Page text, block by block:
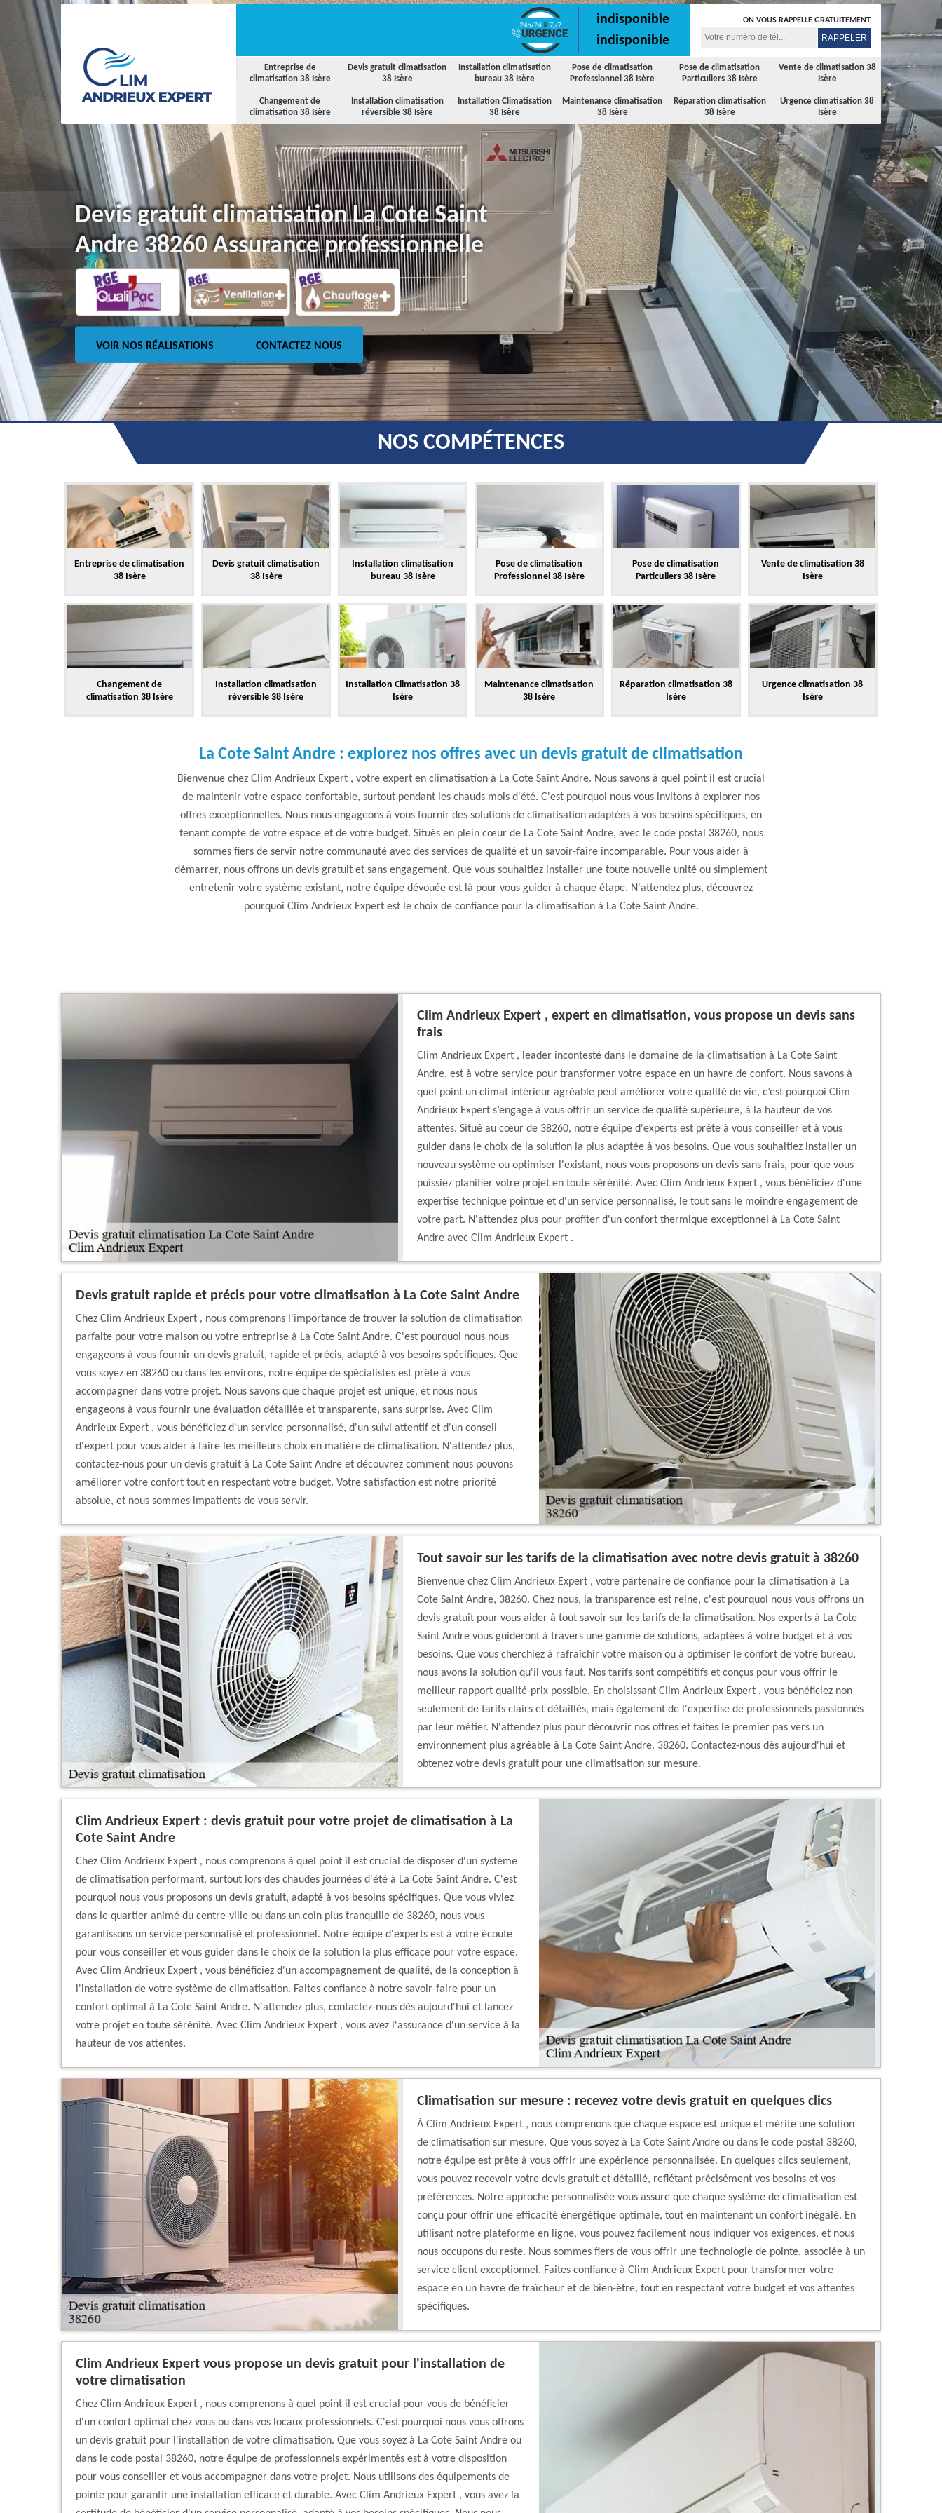
Entreprise de
climatisation 38 Isère
Devis gratuit climatisation
38 Isère
Installation climatisation
bureau 38 Isère
Pose de climatisation
Professionnel 38 Isère
Pose de climatisation
Particuliers 38 Isère
Vente de climatisation 38
Isère
Changement de
climatisation 38 Isère
Installation climatisation
réversible 38 Isère
Installation Climatisation
38 Isère
Maintenance climatisation
38 Isère
Réparation climatisation
38 Isère
Urgence climatisation 38
Isère
indisponible
indisponible
ON VOUS RAPPELLE GRATUITEMENT
Devis gratuit climatisation La Cote Saint
Andre 38260 Assurance professionnelle
VOIR NOS RÉALISATIONS CONTACTEZ NOUS
NOS COMPÉTENCES
Entreprise de climatisation
38 Isère
Devis gratuit climatisation
38 Isère
Installation climatisation
bureau 38 Isère
Pose de climatisation
Professionnel 38 Isère
Pose de climatisation
Particuliers 38 Isère
Vente de climatisation 38
Isère
Changement de
climatisation 38 Isère
Installation climatisation
réversible 38 Isère
Installation Climatisation 38
Isère
Maintenance climatisation
38 Isère
Réparation climatisation 38
Isère
Urgence climatisation 38
Isère
La Cote Saint Andre : explorez nos offres avec un devis gratuit de climatisation
Bienvenue chez Clim Andrieux Expert , votre expert en climatisation à La Cote Saint Andre. Nous savons à quel point il est crucial
de maintenir votre espace confortable, surtout pendant les chauds mois d'été. C'est pourquoi nous vous invitons à explorer nos
offres exceptionnelles. Nous nous engageons à vous fournir des solutions de climatisation adaptées à vos besoins spécifiques, en
tenant compte de votre espace et de votre budget. Situés en plein cœur de La Cote Saint Andre, avec le code postal 38260, nous
sommes fiers de servir notre communauté avec des services de qualité et un savoir-faire incomparable. Pour vous aider à
démarrer, nous offrons un devis gratuit et sans engagement. Que vous souhaitiez installer une toute nouvelle unité ou simplement
entretenir votre système existant, notre équipe dévouée est là pour vous guider à chaque étape. N'attendez plus, découvrez
pourquoi Clim Andrieux Expert est le choix de confiance pour la climatisation à La Cote Saint Andre.
Clim Andrieux Expert , expert en climatisation, vous propose un devis sans
frais
Clim Andrieux Expert , leader incontesté dans le domaine de la climatisation à La Cote Saint
Andre, est à votre service pour transformer votre espace en un havre de confort. Nous savons à
quel point un climat intérieur agréable peut améliorer votre qualité de vie, c’est pourquoi Clim
Andrieux Expert s’engage à vous offrir un service de qualité supérieure, à la hauteur de vos
attentes. Situé au cœur de 38260, notre équipe d'experts est prête à vous conseiller et à vous
guider dans le choix de la solution la plus adaptée à vos besoins. Que vous souhaitiez installer un
nouveau système ou optimiser l'existant, nous vous proposons un devis sans frais, pour que vous
puissiez planifier votre projet en toute sérénité. Avec Clim Andrieux Expert , vous bénéficiez d'une
expertise technique pointue et d'un service personnalisé, le tout sans le moindre engagement de
votre part. N'attendez plus pour profiter d'un confort thermique exceptionnel à La Cote Saint
Andre avec Clim Andrieux Expert .
Devis gratuit rapide et précis pour votre climatisation à La Cote Saint Andre
Chez Clim Andrieux Expert , nous comprenons l'importance de trouver la solution de climatisation
parfaite pour votre maison ou votre entreprise à La Cote Saint Andre. C'est pourquoi nous nous
engageons à vous fournir un devis gratuit, rapide et précis, adapté à vos besoins spécifiques. Que
vous soyez en 38260 ou dans les environs, notre équipe de spécialistes est prête à vous
accompagner dans votre projet. Nous savons que chaque projet est unique, et nous nous
engageons à vous fournir une évaluation détaillée et transparente, sans surprise. Avec Clim
Andrieux Expert , vous bénéficiez d'un service personnalisé, d'un suivi attentif et d'un conseil
d'expert pour vous aider à faire les meilleurs choix en matière de climatisation. N'attendez plus,
contactez-nous pour un devis gratuit à La Cote Saint Andre et découvrez comment nous pouvons
améliorer votre confort tout en respectant votre budget. Votre satisfaction est notre priorité
absolue, et nous sommes impatients de vous servir.
Tout savoir sur les tarifs de la climatisation avec notre devis gratuit à 38260
Bienvenue chez Clim Andrieux Expert , votre partenaire de confiance pour la climatisation à La
Cote Saint Andre, 38260. Chez nous, la transparence est reine, c'est pourquoi nous vous offrons un
devis gratuit pour vous aider à tout savoir sur les tarifs de la climatisation. Nos experts à La Cote
Saint Andre vous guideront à travers une gamme de solutions, adaptées à votre budget et à vos
besoins. Que vous cherchiez à rafraîchir votre maison ou à optimiser le confort de votre bureau,
nous avons la solution qu'il vous faut. Nos tarifs sont compétitifs et conçus pour vous offrir le
meilleur rapport qualité-prix possible. En choisissant Clim Andrieux Expert , vous bénéficiez non
seulement de tarifs clairs et détaillés, mais également de l'expertise de professionnels passionnés
par leur métier. N'attendez plus pour découvrir nos offres et faites le premier pas vers un
environnement plus agréable à La Cote Saint Andre, 38260. Contactez-nous dès aujourd'hui et
obtenez votre devis gratuit pour une climatisation sur mesure.
Clim Andrieux Expert : devis gratuit pour votre projet de climatisation à La
Cote Saint Andre
Chez Clim Andrieux Expert , nous comprenons à quel point il est crucial de disposer d'un système
de climatisation performant, surtout lors des chaudes journées d'été à La Cote Saint Andre. C'est
pourquoi nous vous proposons un devis gratuit, adapté à vos besoins spécifiques. Que vous viviez
dans le quartier animé du centre-ville ou dans un coin plus tranquille de 38260, nous vous
garantissons un service personnalisé et professionnel. Notre équipe d'experts est à votre écoute
pour vous conseiller et vous guider dans le choix de la solution la plus efficace pour votre espace.
Avec Clim Andrieux Expert , vous bénéficiez d'un accompagnement de qualité, de la conception à
l'installation de votre système de climatisation. Faites confiance à notre savoir-faire pour un
confort optimal à La Cote Saint Andre. N'attendez plus, contactez-nous dès aujourd'hui et lancez
votre projet en toute sérénité. Avec Clim Andrieux Expert , vous avez l'assurance d'un service à la
hauteur de vos attentes.
Climatisation sur mesure : recevez votre devis gratuit en quelques clics
À Clim Andrieux Expert , nous comprenons que chaque espace est unique et mérite une solution
de climatisation sur mesure. Que vous soyez à La Cote Saint Andre ou dans le code postal 38260,
notre équipe est prête à vous offrir une expérience personnalisée. En quelques clics seulement,
vous pouvez recevoir votre devis gratuit et détaillé, reflétant précisément vos besoins et vos
préférences. Notre approche personnalisée vous assure que chaque système de climatisation est
conçu pour offrir une efficacité énergétique optimale, tout en maintenant un confort inégalé. En
utilisant notre plateforme en ligne, vous pouvez facilement nous indiquer vos exigences, et nous
nous occupons du reste. Nous sommes fiers de vous offrir une technologie de pointe, associée à un
service client exceptionnel. Faites confiance à Clim Andrieux Expert pour transformer votre
espace en un havre de fraîcheur et de bien-être, tout en respectant votre budget et vos attentes
spécifiques.
Clim Andrieux Expert vous propose un devis gratuit pour l'installation de
votre climatisation
Chez Clim Andrieux Expert , nous comprenons à quel point il est crucial pour vous de bénéficier
d'un confort optimal chez vous ou dans vos locaux professionnels. C'est pourquoi nous vous offrons
un devis gratuit pour l'installation de votre climatisation. Que vous soyez à La Cote Saint Andre ou
dans le code postal 38260, notre équipe de professionnels expérimentés est à votre disposition
pour vous conseiller et vous accompagner dans votre projet. Nous utilisons des équipements de
pointe pour garantir une installation efficace et durable. Avec Clim Andrieux Expert , vous avez la